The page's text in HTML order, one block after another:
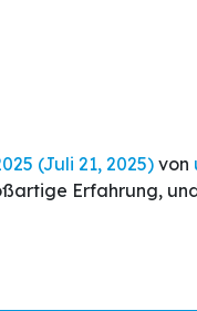
(Juli 21, 2025) von
Erfahrung,